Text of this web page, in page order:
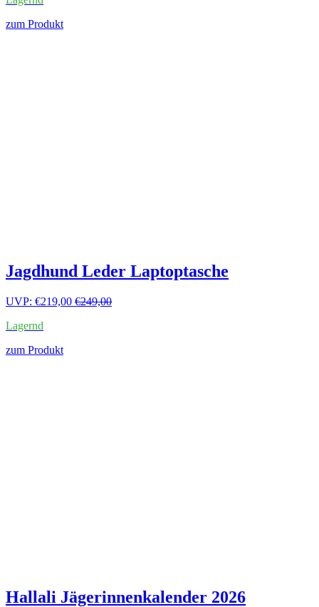
zum Produkt
Jagdhund Leder Laptoptasche
UVP: €219,00 €249,00
Lagernd
zum Produkt
Hallali Jägerinnenkalender 2026